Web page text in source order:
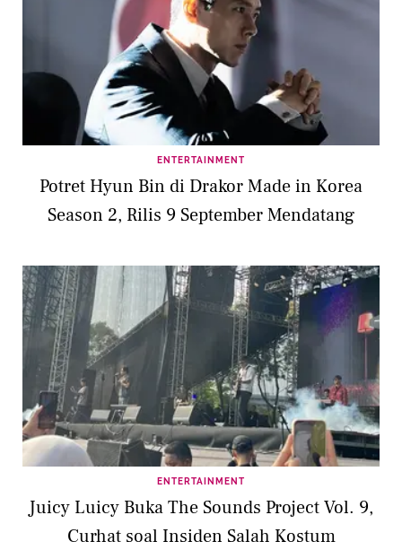
ENTERTAINMENT
Potret Hyun Bin di Drakor Made in Korea
Season 2, Rilis 9 September Mendatang
ENTERTAINMENT
Juicy Luicy Buka The Sounds Project Vol. 9,
Curhat soal Insiden Salah Kostum